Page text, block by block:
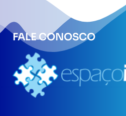
FALE CONOSCO